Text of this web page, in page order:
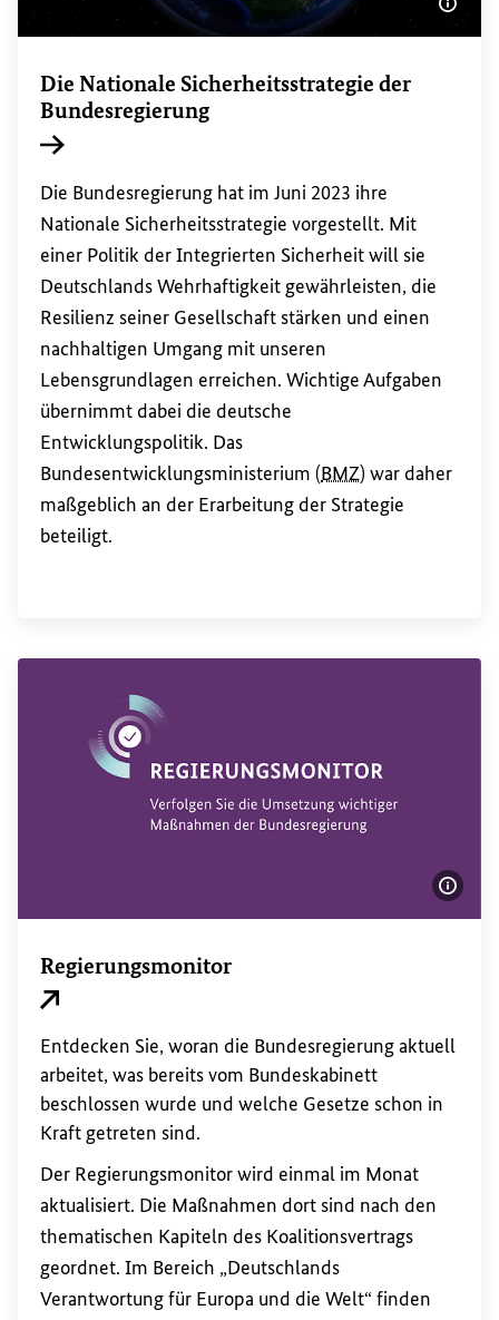
Die Nationale Sicherheitsstrategie der
Bundesregierung
Die Bundesregierung hat im Juni 2023 ihre
Nationale Sicherheitsstrategie vorgestellt. Mit
einer Politik der Integrierten Sicherheit⁠ will sie
Deutschlands Wehrhaftigkeit gewährleisten, die
Resilienz⁠ seiner Gesellschaft stärken und einen
nachhaltigen Umgang mit unseren
Lebensgrundlagen erreichen. Wichtige Aufgaben
übernimmt dabei die deutsche
Entwicklungspolitik. Das
Bundesentwicklungsministerium (BMZ) war daher
maßgeblich an der Erarbeitung der Strategie
beteiligt.
Regierungsmonitor
Entdecken Sie, woran die Bundesregierung aktuell
arbeitet, was bereits vom Bundeskabinett
beschlossen wurde und welche Gesetze schon in
Kraft getreten sind.
Der Regierungsmonitor wird einmal im Monat
aktualisiert. Die Maßnahmen dort sind nach den
thematischen Kapiteln des Koalitionsvertrags
geordnet. Im Bereich „Deutschlands
Verantwortung für Europa und die Welt“ finden